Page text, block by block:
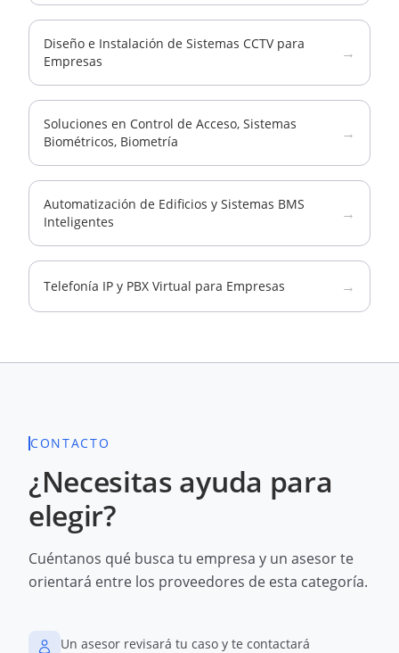
Diseño e Instalación de Sistemas CCTV para
Empresas
→
Soluciones en Control de Acceso, Sistemas
Biométricos, Biometría
→
Automatización de Edificios y Sistemas BMS
Inteligentes
→
Telefonía IP y PBX Virtual para Empresas →
CONTACTO
¿Necesitas ayuda para
elegir?
Cuéntanos qué busca tu empresa y un asesor te
orientará entre los proveedores de esta categoría.
Un asesor revisará tu caso y te contactará